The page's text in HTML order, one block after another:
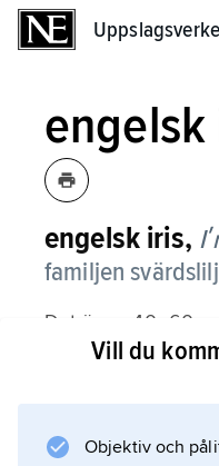
engelsk
engelsk iris,
familjen
Det är en 40–60
löklik knöl och
stora, mörkt violblå
Vill du
Objektiv och